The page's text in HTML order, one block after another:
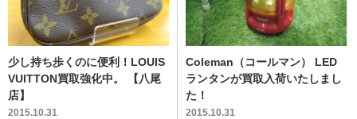
少し持ち歩くのに便利！LOUIS
VUITTON買取強化中。 【八尾
店】
2015.10.31
Coleman（コールマン） LED
ランタンが買取入荷いたしまし
た！
2015.10.31